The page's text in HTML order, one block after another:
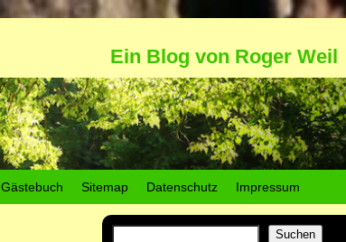
Ein Blog von Roger Weil
Gästebuch Sitemap Datenschutz Impressum
Suchen